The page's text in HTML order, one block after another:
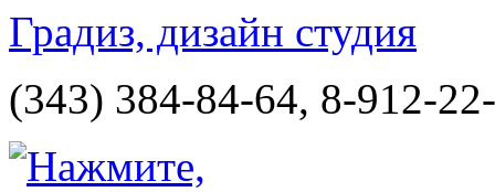
Градиз, дизайн студия
(343) 384-84-64, 8-912-